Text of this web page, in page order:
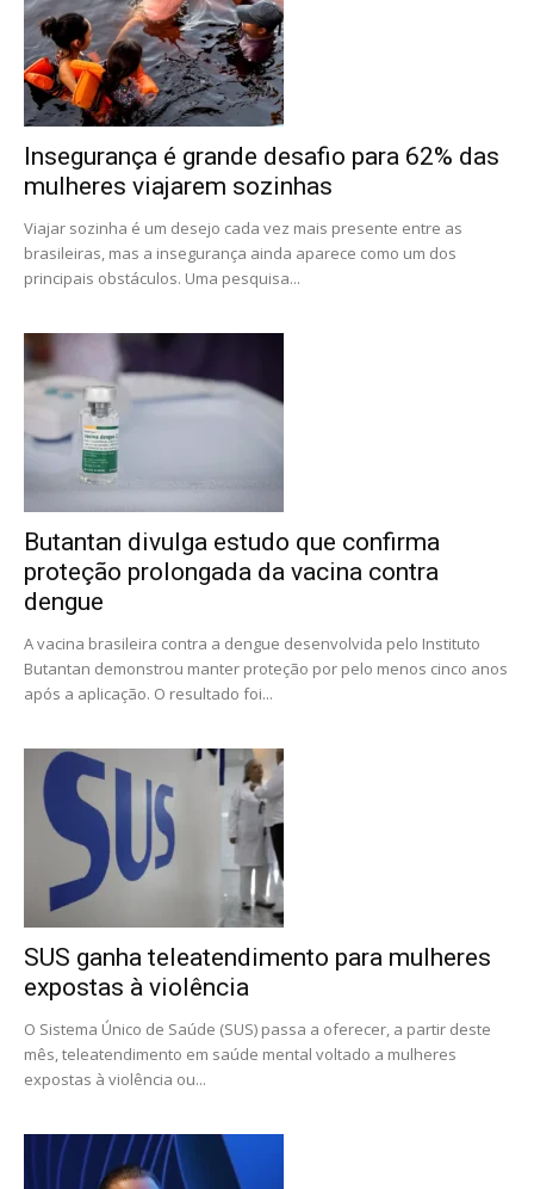
Insegurança é grande desafio para 62% das
mulheres viajarem sozinhas
Viajar sozinha é um desejo cada vez mais presente entre as
brasileiras, mas a insegurança ainda aparece como um dos
principais obstáculos. Uma pesquisa...
Butantan divulga estudo que confirma
proteção prolongada da vacina contra
dengue
A vacina brasileira contra a dengue desenvolvida pelo Instituto
Butantan demonstrou manter proteção por pelo menos cinco anos
após a aplicação. O resultado foi...
SUS ganha teleatendimento para mulheres
expostas à violência
O Sistema Único de Saúde (SUS) passa a oferecer, a partir deste
mês, teleatendimento em saúde mental voltado a mulheres
expostas à violência ou...